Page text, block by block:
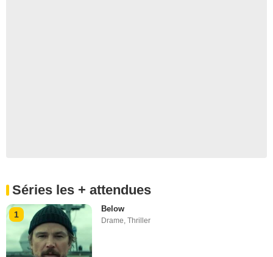
Séries les + attendues
1
Below
Drame ,Thriller